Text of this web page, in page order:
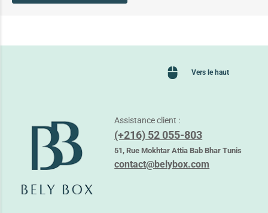
Vers le haut
Assistance client :
(+216) 52 055-803
51, Rue Mokhtar Attia Bab Bhar Tunis
contact@belybox.com